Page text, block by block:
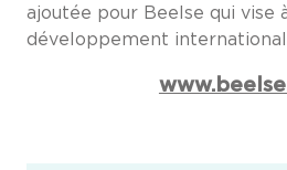
ajoutée pour Beelse qui vise
développement